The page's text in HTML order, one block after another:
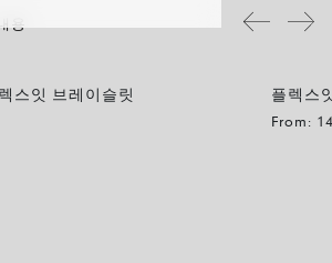
용
스잇 브레이슬릿
플렉스
From: